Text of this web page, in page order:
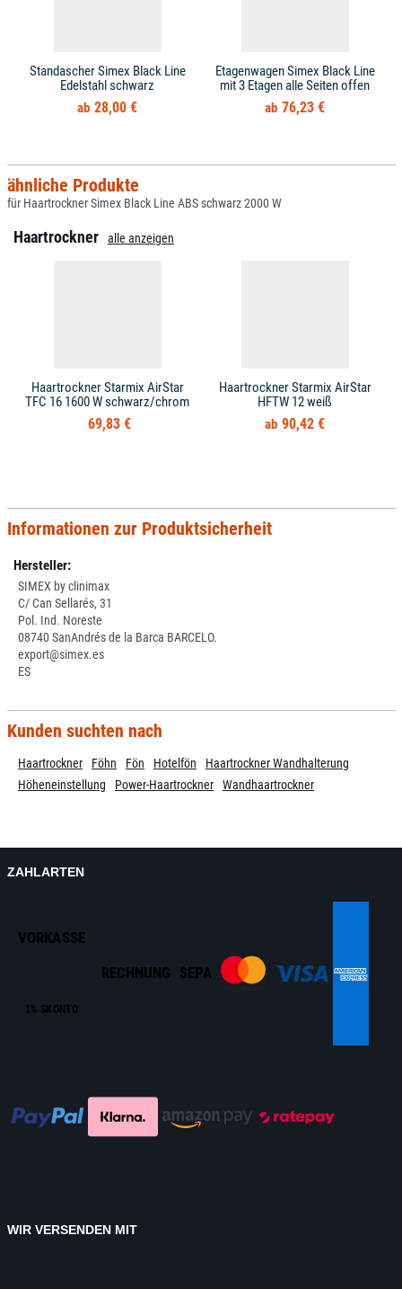
Standascher Simex Black Line
Edelstahl schwarz
28,00 €
Etagenwagen Simex Black Line
mit 3 Etagen alle Seiten offen
76,23 €
ähnliche Produkte
für Haartrockner Simex Black Line ABS schwarz 2000 W
Haartrockner alle anzeigen
Haartrockner Starmix AirStar
TFC 16 1600 W schwarz/chrom
69,83 €
Haartrockner Starmix AirStar
HFTW 12 weiß
90,42 €
Informationen zur Produktsicherheit
Hersteller:
SIMEX by clinimax
C/ Can Sellarés, 31
Pol. Ind. Noreste
08740 SanAndrés de la Barca BARCELO.
export@simex.es
ES
Kunden suchten nach
Haartrockner Föhn Fön Hotelfön
Haartrockner Wandhalterung
Höheneinstellung
Power-Haartrockner Wandhaartrockner
ZAHLARTEN
VORKASSE
1% SKONTO
RECHNUNG SEPA
WIR VERSENDEN MIT